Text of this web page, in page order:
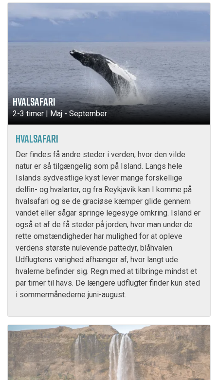
HVALSAFARI
2-3 timer | Maj - September
HVALSAFARI
Der findes få andre steder i verden, hvor den vilde
natur er så tilgængelig som på Island. Langs hele
Islands sydvestlige kyst lever mange forskellige
delfin- og hvalarter, og fra Reykjavik kan I komme på
hvalsafari og se de graciøse kæmper glide gennem
vandet eller sågar springe legesyge omkring. Island er
også et af de få steder på jorden, hvor man under de
rette omstændigheder har mulighed for at opleve
verdens største nulevende pattedyr, blåhvalen.
Udflugtens varighed afhænger af, hvor langt ude
hvalerne befinder sig. Regn med at tilbringe mindst et
par timer til havs. De længere udflugter finder kun sted
i sommermånederne juni-august.